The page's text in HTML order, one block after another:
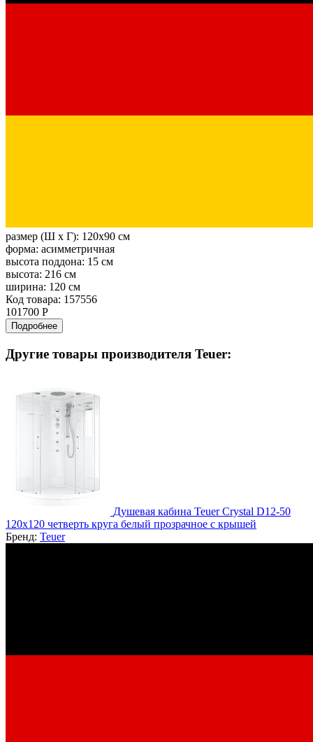
размер (Ш х Г): 120x90 см
форма: асимметричная
высота поддона: 15 см
высота: 216 см
ширина: 120 см
Код товара: 157556
101700 Р
Подробнее
Другие товары производителя Teuer:
Душевая кабина Teuer Crystal D12-50
120х120 четверть круга белый прозрачное с крышей
Бренд: Teuer